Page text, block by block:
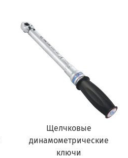
Щелчковые
динамометрические
ключи